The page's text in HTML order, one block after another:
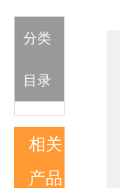
分类
目录
相关
产品